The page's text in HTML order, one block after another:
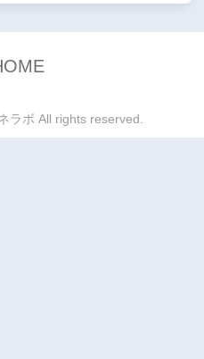
ラボ All rights reserved.